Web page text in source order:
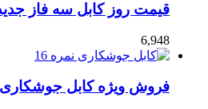
قیمت روز کابل سه فاز
6,948
فروش ویژه کابل جوشکاری